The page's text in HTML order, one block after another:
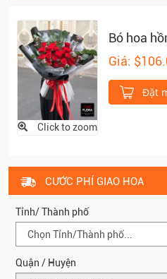
Click to zoom
Bó hoa
Giá:
Đặt
CƯỚC PHÍ GIAO HOA
Tỉnh/ Thành phố
Quận / Huyện